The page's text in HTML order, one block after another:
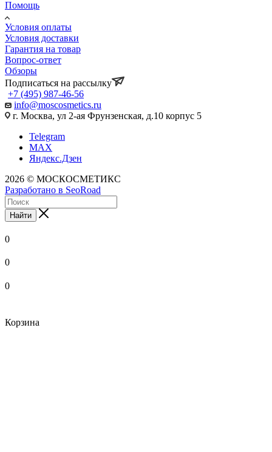
Помощь
Условия оплаты
Условия доставки
Гарантия на товар
Вопрос-ответ
Обзоры
Подписаться на рассылку
+7 (495) 987-46-56
info@moscosmetics.ru
г. Москва, ул 2-ая Фрунзенская, д.10 корпус 5
Telegram
MAX
Яндекс.Дзен
2026 © МОСКОСМЕТИКС
Разработано в SeoRoad
Найти
0
0
0
Корзина